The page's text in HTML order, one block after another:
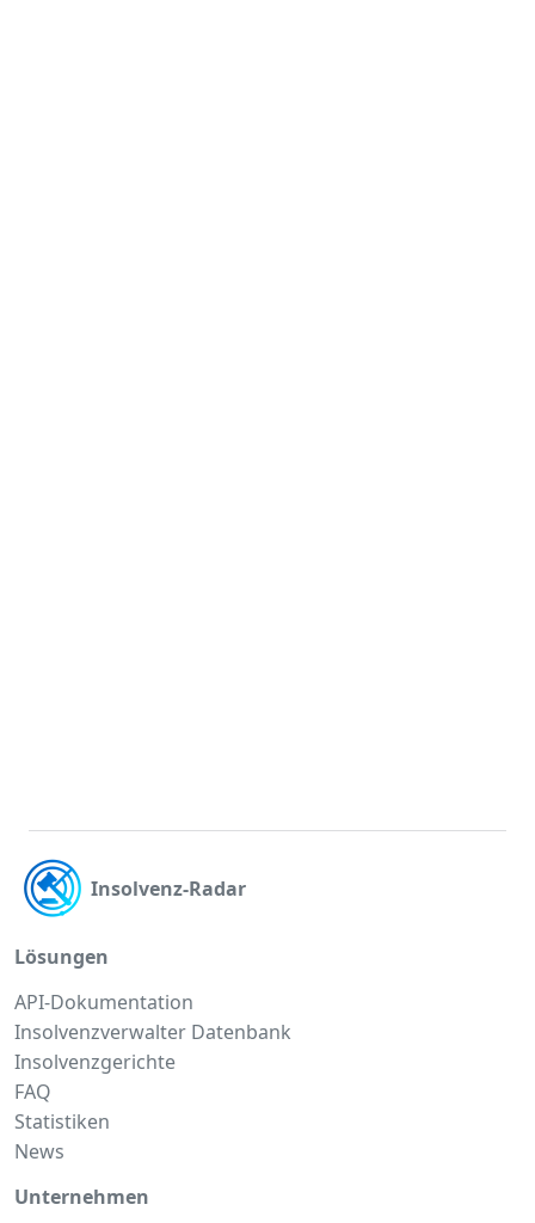
Insolvenz-Radar
Lösungen
API-Dokumentation
Insolvenzverwalter Datenbank
Insolvenzgerichte
FAQ
Statistiken
News
Unternehmen